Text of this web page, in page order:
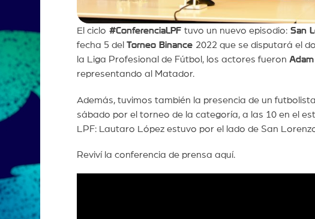
El ciclo #ConferenciaLPF tuvo un nuevo episodio:San
fecha 5 del Torneo Binance 2022 que se disputará el
la Liga Profesional de Fútbol, los actores fueron
representando al Matador.
Además, tuvimos también la presencia de un
sábado por el torneo de la categoría, a las 10 en el
LPF: Lautaro López estuvo por el lado de San
Reviví la conferencia de prensa aquí.